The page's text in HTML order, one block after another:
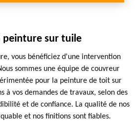
peinture sur tuile
vous bénéficiez d'une intervention
sommes une équipe de couvreur
pour la peinture de toit sur
à vos demandes de travaux, selon des
et de confiance. La qualité de nos
et nos finitions sont fiables.